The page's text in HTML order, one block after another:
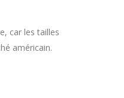
car les tailles
américain.